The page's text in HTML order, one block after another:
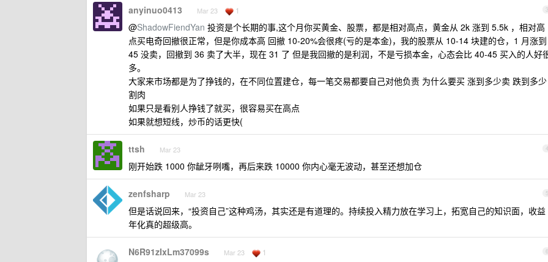
3
anyinuo0413 Mar 23 1
@ShadowFiendYan 投资是个长期的事,这个月你买黄金、股票，都是相对高点，黄金从 2k 涨到 5.5k ，相对高
点买电奇回撤很正常，但是你成本高 回撤 10-20%会很疼(亏的是本金)，我的股票从 10-14 块建的仓，1 月涨到
45 没卖，回撤到 36 卖了大半，现在 31 了 但是我回撤的是利润，不是亏损本金，心态会比 40-45 买入的人好
多。
大家来市场都是为了挣钱的，在不同位置建仓，每一笔交易都要自己对他负责 为什么要买 涨到多少卖 跌到多少
割肉
如果只是看别人挣钱了就买，很容易买在高点
如果就想短线，炒币的话更快(
4
ttsh Mar 23
刚开始跌 1000 你龇牙咧嘴，再后来跌 10000 你内心毫无波动，甚至还想加仓
5
zenfsharp Mar 23
但是话说回来，“投资自己”这种鸡汤，其实还是有道理的。持续投入精力放在学习上，拓宽自己的知识面，收益
年化真的超级高。
6
N6R91zIxLm37099s Mar 23 1